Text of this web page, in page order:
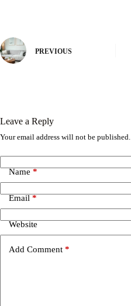
PREVIOUS
Leave a Reply
Your email address will not be published.
Name *
Email *
Website
Add Comment *